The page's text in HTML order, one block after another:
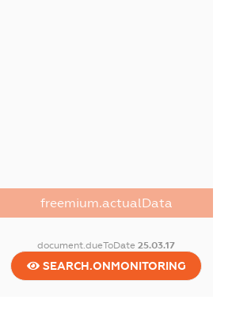
freemium.actualData
document.dueToDate25.03.17
SEARCH.ONMONITORING